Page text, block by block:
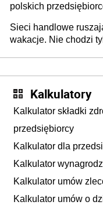
polskich
Sieci handlowe
wakacje. Nie chodzi
Kalkulatory
Kalkulator składki
przedsiębiorcy
Kalkulator dla
Kalkulator
Kalkulator umów
Kalkulator umów o